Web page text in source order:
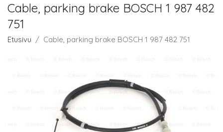
Cable, parking brake BOSCH 1 987 482
751
Etusivu Cable, parking brake BOSCH 1 987 482 751